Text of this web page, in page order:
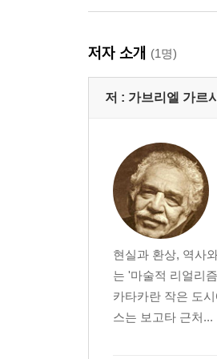
저자 소개 (1명)
저 : 가브리엘 가르
현실과 환상, 역사
는 '마술적 리얼리
카타카란 작은 도
스는 보고타 근처...